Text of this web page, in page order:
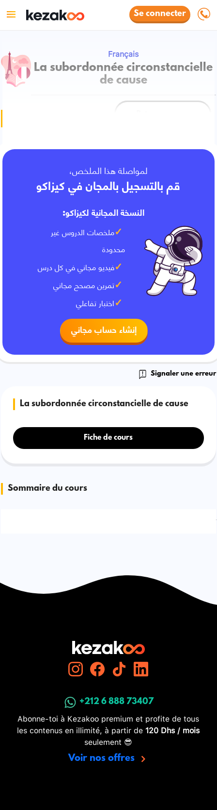
Se connecter
Français
La subordonnée circonstancielle
de cause
لمواصلة هذا الملخص،
قم بالتسجيل بالمجان في كيزاكو
النسخة المجانية لكيزاكو:
ملخصات الدروس غير
محدودة
فيديو مجاني في كل درس
تمرين مصحح مجاني
اختبار تفاعلي
إنشاء حساب مجاني
Signaler une erreur
La subordonnée circonstancielle de cause
Fiche de cours
Sommaire du cours
+212 6 888 73407
Abonne-toi à Kezakoo premium et profite de tous
les contenus en illimité, à partir de 120 Dhs / mois
seulement 😎
Voir nos offres